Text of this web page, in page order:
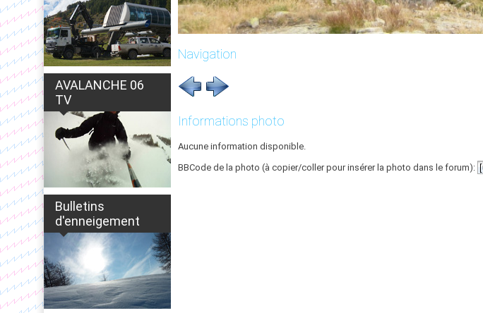
AVALANCHE 06
TV
Bulletins
d'enneigement
Navigation
Informations photo
Aucune information disponible.
BBCode de la photo (à copier/coller pour insérer la photo dans le forum):